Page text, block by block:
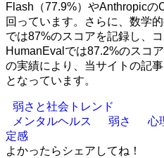
Flash（77.9%）やAnthropicの
回っています。さらに、数学
では87%のスコアを記録し、
HumanEvalでは87.2%のスコ
の実績により、当サイトの記
となっています。
弱さと社会トレンド
メンタルヘルス
弱さ 心
定感
よかったらシェアしてね！